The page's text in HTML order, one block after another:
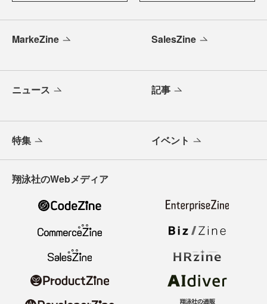
MarkeZine SalesZine
ニュース 記事
特集 イベント
翔泳社のWebメディア